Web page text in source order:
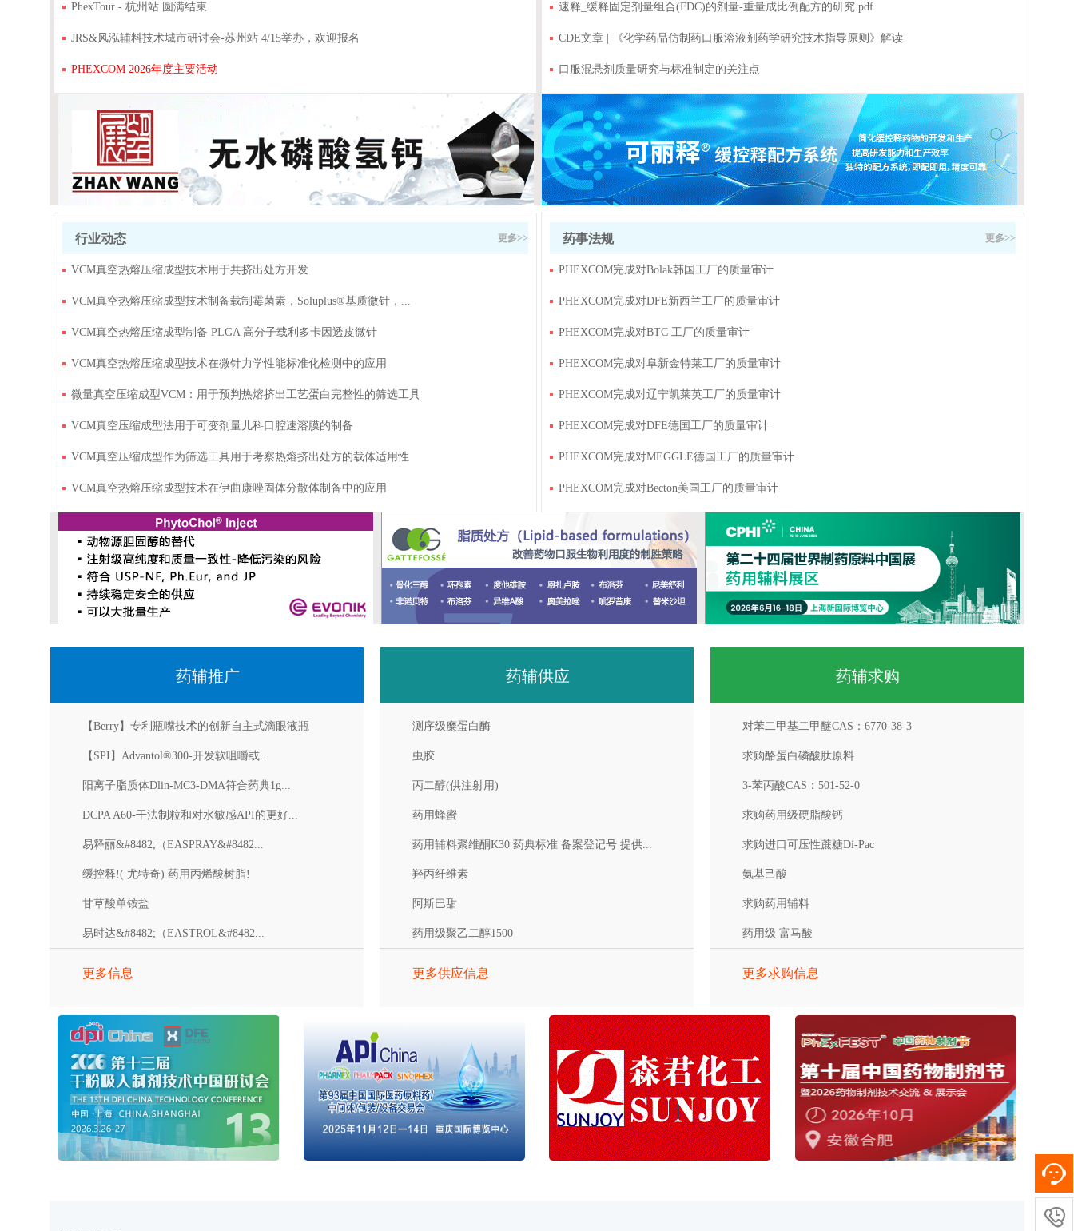
PhexTour - 杭州站 圆满结束
JRS&风泓辅料技术城市研讨会-苏州站 4/15举办，欢迎报名
PHEXCOM 2026年度主要活动
速释_缓释固定剂量组合(FDC)的剂量-重量成比例配方的研究.pdf
CDE文章 | 《化学药品仿制药口服溶液剂药学研究技术指导原则》解读
口服混悬剂质量研究与标准制定的关注点
行业动态 更多>>
VCM真空热熔压缩成型技术用于共挤出处方开发
VCM真空热熔压缩成型技术制备载制霉菌素，Soluplus®基质微针，...
VCM真空热熔压缩成型制备 PLGA 高分子载利多卡因透皮微针
VCM真空热熔压缩成型技术在微针力学性能标准化检测中的应用
微量真空压缩成型VCM：用于预判热熔挤出工艺蛋白完整性的筛选工具
VCM真空压缩成型法用于可变剂量儿科口腔速溶膜的制备
VCM真空压缩成型作为筛选工具用于考察热熔挤出处方的载体适用性
VCM真空热熔压缩成型技术在伊曲康唑固体分散体制备中的应用
药事法规 更多>>
PHEXCOM完成对Bolak韩国工厂的质量审计
PHEXCOM完成对DFE新西兰工厂的质量审计
PHEXCOM完成对BTC 工厂的质量审计
PHEXCOM完成对阜新金特莱工厂的质量审计
PHEXCOM完成对辽宁凯莱英工厂的质量审计
PHEXCOM完成对DFE德国工厂的质量审计
PHEXCOM完成对MEGGLE德国工厂的质量审计
PHEXCOM完成对Becton美国工厂的质量审计
药辅推广
【Berry】专利瓶嘴技术的创新自主式滴眼液瓶
【SPI】Advantol®300-开发软咀嚼或...
阳离子脂质体Dlin-MC3-DMA符合药典1g...
DCPA A60-干法制粒和对水敏感API的更好...
易释丽&#8482;（EASPRAY&#8482...
缓控释!( 尤特奇) 药用丙烯酸树脂!
甘草酸单铵盐
易时达&#8482;（EASTROL&#8482...
更多信息
药辅供应
测序级糜蛋白酶
虫胶
丙二醇(供注射用)
药用蜂蜜
药用辅料聚维酮K30 药典标准 备案登记号 提供...
羟丙纤维素
阿斯巴甜
药用级聚乙二醇1500
更多供应信息
药辅求购
对苯二甲基二甲醚CAS：6770-38-3
求购酪蛋白磷酸肽原料
3-苯丙酸CAS：501-52-0
求购药用级硬脂酸钙
求购进口可压性蔗糖Di-Pac
氨基己酸
求购药用辅料
药用级 富马酸
更多求购信息
